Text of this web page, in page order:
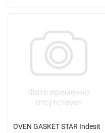
OVEN GASKET STAR Indesit